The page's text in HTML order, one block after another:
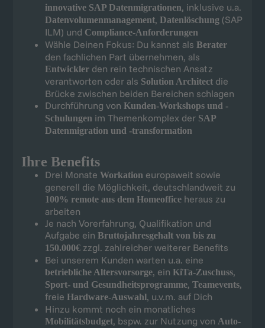
innovative SAP Datenmigrationen, inklusive u.a.
Datenvolumenmanagement, Datenlöschung (SAP
ILM) und Compliance-Anforderungen
Wähle Deinen Fokus: Du kannst als Berater
den fachlichen Part übernehmen, als
Entwickler den rein technischen Ansatz
verantworten oder als Solution Architect die
Brücke zwischen beiden Bereichen schlagen
Durchführung von Kunden-Workshops und -
Schulungen im Themenkomplex der SAP
Datenmigration und -transformation
Ihre Benefits
Drei Monate Workation europaweit sowie
generell die Möglichkeit, deutschlandweit zu
100% remote aus dem Homeoffice heraus zu
arbeiten
Je nach Vorerfahrung, Qualifikation und
Aufgabe ein Bruttojahresgehalt von bis zu
150.000€ zzgl. zahlreicher weiterer Benefits
Bei unserem Kunden warten u.a. eine
betriebliche Altersvorsorge, ein KiTa-Zuschuss,
Sport- und Gesundheitsprogramme, Teamevents,
freie Hardware-Auswahl, u.v.m. auf Dich
Hinzu kommt noch ein monatliches
Mobilitätsbudget, bspw. zur Nutzung von Auto-